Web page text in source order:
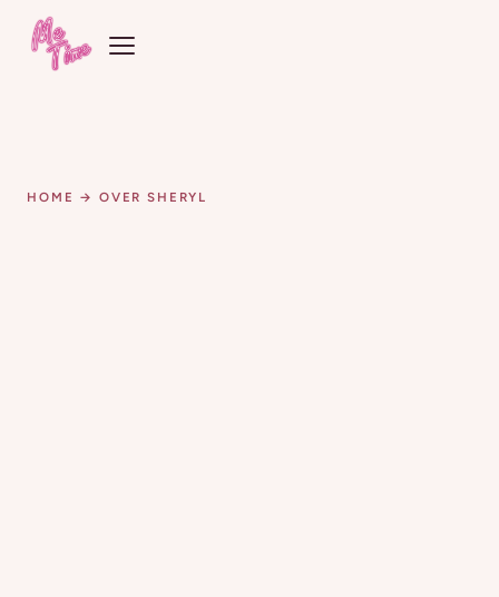
HOME → OVER SHERYL